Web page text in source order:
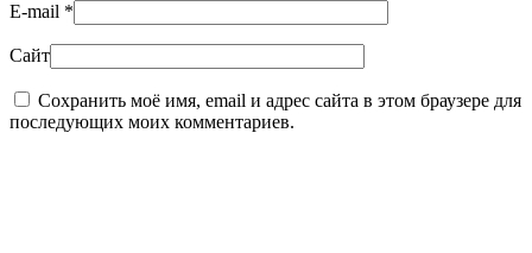
E-mail *
Сайт
Сохранить моё имя, email и адрес сайта в этом браузере для
последующих моих комментариев.